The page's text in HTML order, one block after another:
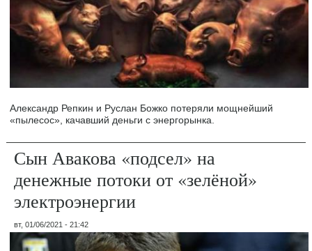
Александр Репкин и Руслан Божко потеряли мощнейший
«пылесос», качавший деньги с энергорынка.
Сын Авакова «подсел» на
денежные потоки от «зелёной»
электроэнергии
вт, 01/06/2021 - 21:42